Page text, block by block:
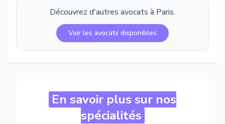
Découvrez d'autres avocats à Paris.
Voir les avocats disponibles
En savoir plus sur nos
spécialités